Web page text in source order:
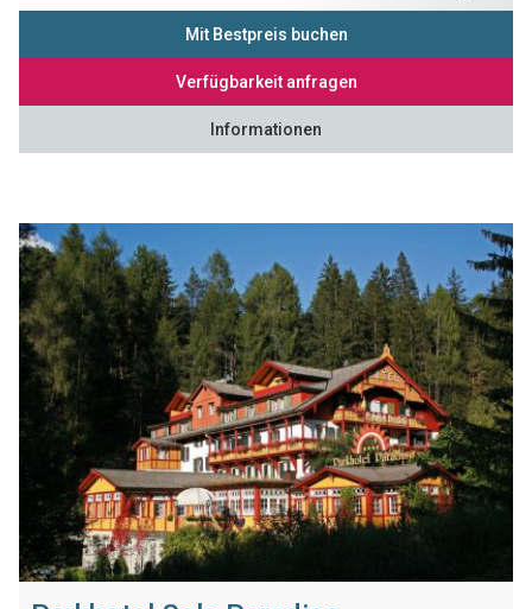
Mit Bestpreis buchen
Verfügbarkeit anfragen
Informationen